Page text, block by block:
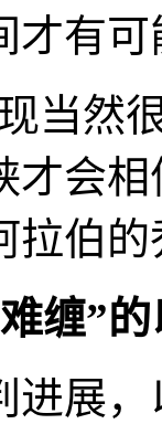
才有
然很
才会
拉伯
缠”
展，